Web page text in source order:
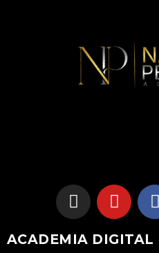
ACADEMIA DIGITAL